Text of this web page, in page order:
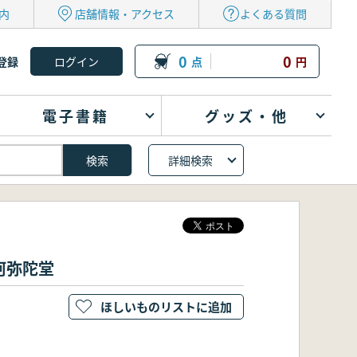
店舗情報・アクセス よくある質問
録 0 点 0 円
電子書籍 グッズ・他
詳細検索
陀堂
ほしいものリストに追加